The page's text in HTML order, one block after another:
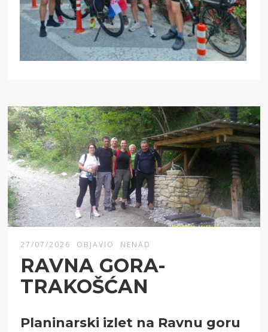
27/07/2026 OBJAVIO NENAD
RAVNA GORA-
TRAKOŠĆAN
Planinarski izlet na Ravnu goru